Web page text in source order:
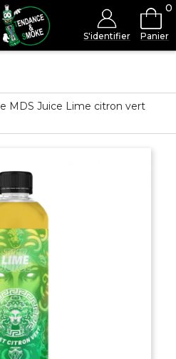
S'identifier
0
Panier
MDS Juice Lime citron vert